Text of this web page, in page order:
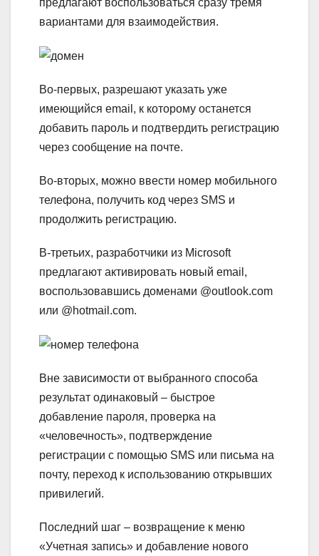
вариантами для взаимодействия.
Во-первых, разрешают указать уже
имеющийся email, к которому останется
добавить пароль и подтвердить регистрацию
через сообщение на почте.
Во-вторых, можно ввести номер мобильного
телефона, получить код через SMS и
продолжить регистрацию.
В-третьих, разработчики из Microsoft
предлагают активировать новый email,
воспользовавшись доменами @outlook.com
или @hotmail.com.
Вне зависимости от выбранного способа
результат одинаковый – быстрое
добавление пароля, проверка на
«человечность», подтверждение
регистрации с помощью SMS или письма на
почту, переход к использованию открывших
привилегий.
Последний шаг – возвращение к меню
«Учетная запись» и добавление нового